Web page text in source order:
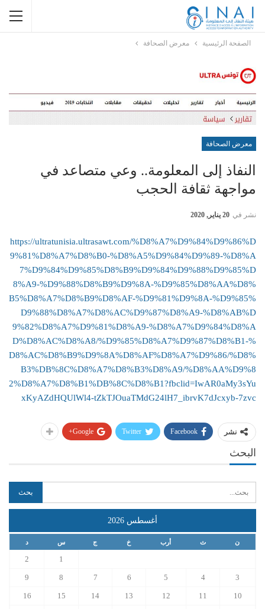
الصفحة الرئيسية معرض الصحافة
معرض الصحافة
النفاذ إلى المعلومة.. وعي متصاعد في
مواجهة ثقافة الحجب
نشر في 20 يناير, 2020
https://ultratunisia.ultrasawt.com/%D8%A7%D9%84%D9%86%D
9%81%D8%A7%D8%B0-%D8%A5%D9%84%D9%89-%D8%A
7%D9%84%D9%85%D8%B9%D9%84%D9%88%D9%85%D
8%A9-%D9%88%D8%B9%D9%8A-%D9%85%D8%AA%D8%
B5%D8%A7%D8%B9%D8%AF-%D9%81%D9%8A-%D9%85%
D9%88%D8%A7%D8%AC%D9%87%D8%A9-%D8%AB%D
9%82%D8%A7%D9%81%D8%A9-%D8%A7%D9%84%D8%A
D%D8%AC%D8%A8/%D9%85%D8%A7%D9%87%D8%B1-%
D8%AC%D8%B9%D9%8A%D8%AF%D8%A7%D9%86/%D8%
B3%DB%8C%D8%A7%D8%B3%D8%A9/%D8%AA%D9%8
2%D8%A7%D8%B1%DB%8C%D8%B1?fbclid=IwAR0aMy3sYu
xKyAZdHQUlWl4-tZkTJOuaTMdG24lH7_ibrvK7dJcxyb-7zvc
نشر Facebook
Twitter
Google+
البحث
أغسطس 2026
ن ث أرب خ ج س د
1
2
3
4
5
6
7
8
9
10
11
12
13
14
15
16